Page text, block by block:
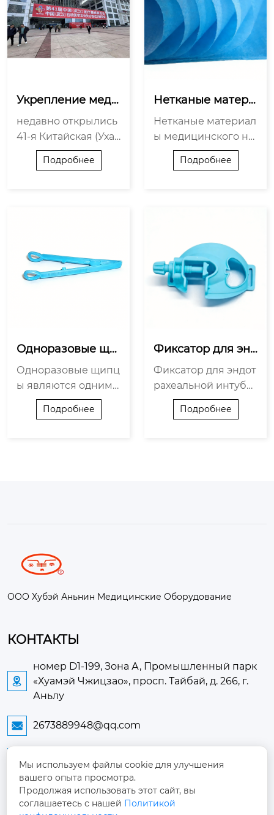
Укрепление меди
ичества и расши
р...
недавно открылись
41-я Китайская (Уха
ньская) выставка ме
дицинских изделий
Подробнее
Нетканые матери
алы для медицин
ского применени
я ...
Нетканые материал
ы медицинского на
значения являются
незаменимым базо
Подробнее
Одноразовые щи
пцы : средства об
еспечения безоп
а...
Одноразовые щипц
ы являются одним
из наиболее широк
о используемых осн
Подробнее
Фиксатор для энд
отрахеальной инт
убации : укрепл...
Фиксатор для эндот
рахеальной интуба
ции — незаменимо
е специализирован
Подробнее
ООО Хубэй Аньнин Медицинские Оборудование
КОНТАКТЫ

номер D1-199, Зона А, Промышленный парк
«Хуамэй Чжицзао», просп. Тайбай, д. 266, г.
Аньлу
 2673889948@qq.com
 +86-19084124289
Мы используем файлы cookie для улучшения
вашего опыта просмотра.
Продолжая использовать этот сайт, вы
соглашаетесь с нашей Политикой